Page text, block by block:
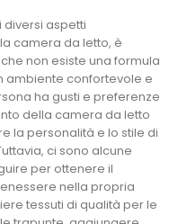
aspetti
camera da letto, è
non esiste una formula
ambiente confortevole e
ha gusti e preferenze
della camera da letto
la personalità e lo stile di
ci sono alcune
per ottenere il
nella propria
tessuti di qualità per le